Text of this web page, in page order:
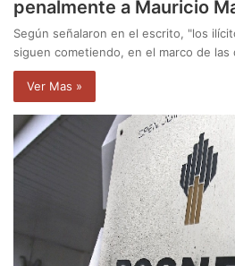
penalmente a Mauricio
Según señalaron en el escrito, "los
siguen cometiendo, en el marco de
Ver Mas »